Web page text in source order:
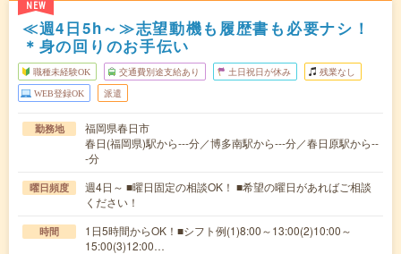
NEW
≪週4日5h～≫志望動機も履歴書も必要ナシ！
＊身の回りのお手伝い
職種未経験OK 交通費別途支給あり 土日祝日が休み 残業なし
WEB登録OK 派遣
勤務地
福岡県春日市
春日(福岡県)駅から---分／博多南駅から---分／春日原駅から--
-分
曜日頻度
週4日～ ■曜日固定の相談OK！ ■希望の曜日があればご相談
ください！
時間
1日5時間からOK！■シフト例(1)8:00～13:00(2)10:00～
15:00(3)12:00…